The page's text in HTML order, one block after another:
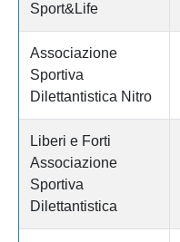
Sport&Life
Associazione
Sportiva
Dilettantistica Nitro
Liberi e Forti
Associazione
Sportiva
Dilettantistica